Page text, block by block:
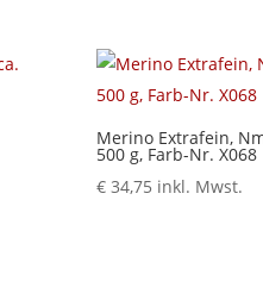
Merino Extrafein,
500 g, Farb-Nr. X068
€ 34,75 inkl. Mwst.